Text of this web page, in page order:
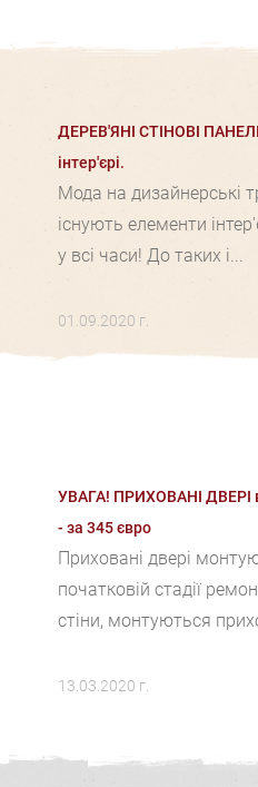
ДЕРЕВ'ЯНІ СТІНОВІ
інтер'єрі.
Мода на дизайнерські
існують елементи
у всі часи! До таких і...
01.09.2020 г.
УВАГА! ПРИХОВАНІ ДВЕРІ
- за 345 євро
Приховані двері
початковій стадії
стіни, монтуються
13.03.2020 г.